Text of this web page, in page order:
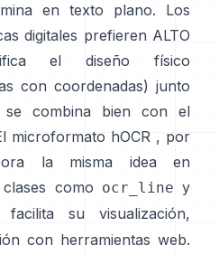
en texto plano. Los
digitales prefieren ALTO
el diseño físico
con coordenadas) junto
combina bien con el
microformato hOCR , por
la misma idea en
como ocr_line y
su visualización,
con herramientas web.